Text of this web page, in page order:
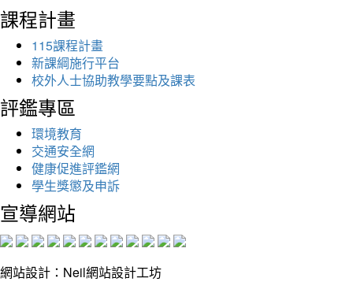
課程計畫
115課程計畫
新課綱施行平台
校外人士協助教學要點及課表
評鑑專區
環境教育
交通安全網
健康促進評鑑網
學生獎懲及申訴
宣導網站
網站設計：Neil網站設計工坊